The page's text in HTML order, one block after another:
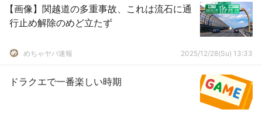
【画像】関越道の多重事故、これは流石に通
行止め解除のめど立たず
めちゃヤバ速報 2025/12/28(Su) 13:33
ドラクエで一番楽しい時期